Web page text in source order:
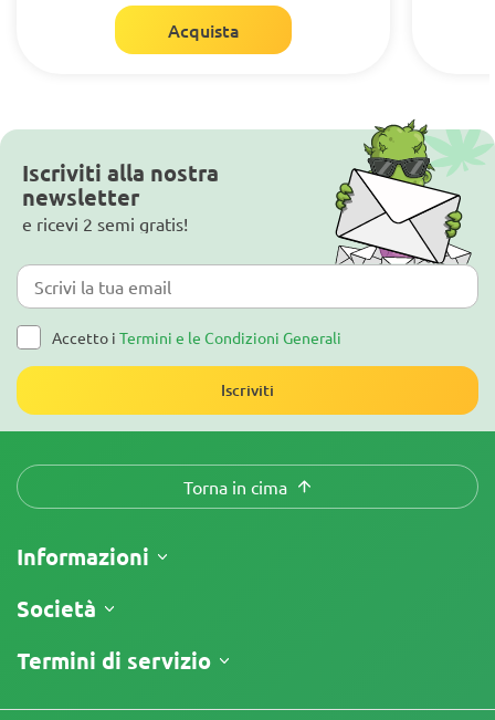
Acquista
Iscriviti alla nostra
newsletter
e ricevi 2 semi gratis!
Accetto i Termini e le Condizioni Generali
Iscriviti
Torna in cima
Informazioni
Spedizione
Politica di Reso
Società
Chi siamo
Recensioni
Termini di servizio
Termini e Condizioni